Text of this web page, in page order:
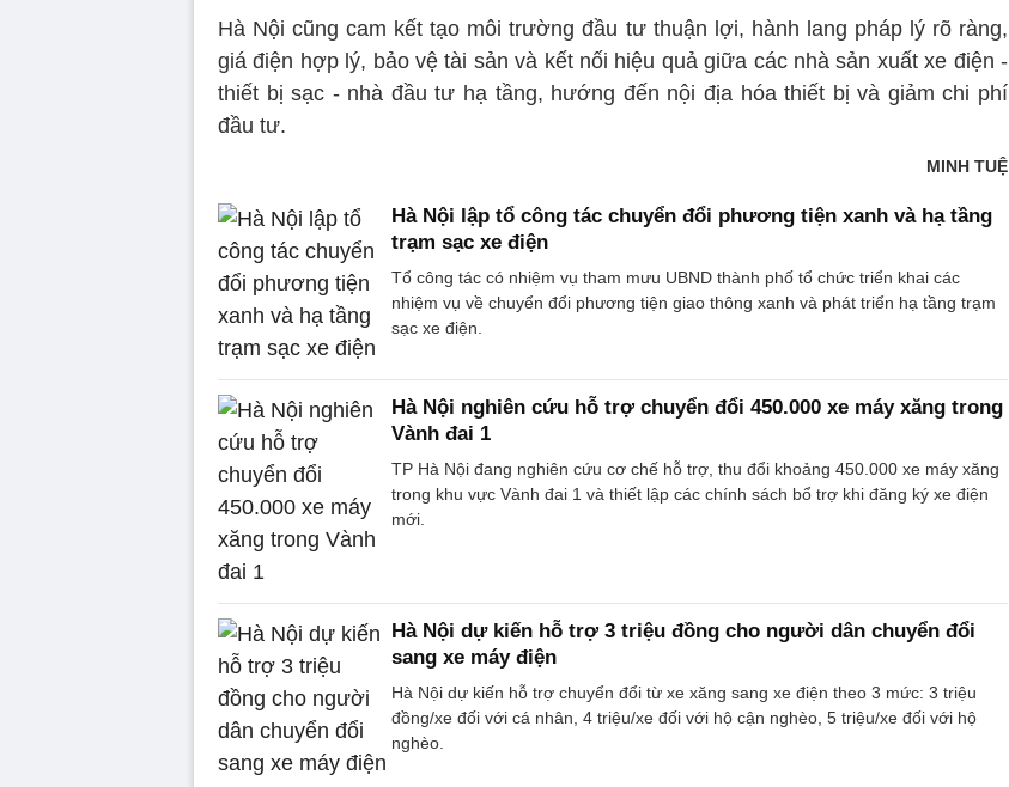
Hà Nội cũng cam kết tạo môi trường đầu tư thuận lợi, hành lang pháp lý rõ ràng,
giá điện hợp lý, bảo vệ tài sản và kết nối hiệu quả giữa các nhà sản xuất xe điện -
thiết bị sạc - nhà đầu tư hạ tầng, hướng đến nội địa hóa thiết bị và giảm chi phí
đầu tư.
MINH TUỆ
Hà Nội lập tổ công tác chuyển đổi phương tiện xanh và hạ tầng
trạm sạc xe điện
Tổ công tác có nhiệm vụ tham mưu UBND thành phố tổ chức triển khai các
nhiệm vụ về chuyển đổi phương tiện giao thông xanh và phát triển hạ tầng trạm
sạc xe điện.
Hà Nội nghiên cứu hỗ trợ chuyển đổi 450.000 xe máy xăng trong
Vành đai 1
TP Hà Nội đang nghiên cứu cơ chế hỗ trợ, thu đổi khoảng 450.000 xe máy xăng
trong khu vực Vành đai 1 và thiết lập các chính sách bổ trợ khi đăng ký xe điện
mới.
Hà Nội dự kiến hỗ trợ 3 triệu đồng cho người dân chuyển đổi
sang xe máy điện
Hà Nội dự kiến hỗ trợ chuyển đổi từ xe xăng sang xe điện theo 3 mức: 3 triệu
đồng/xe đối với cá nhân, 4 triệu/xe đối với hộ cận nghèo, 5 triệu/xe đối với hộ
nghèo.